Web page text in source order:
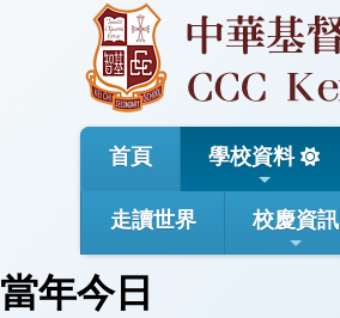
首頁 學校資料
走讀世界 校慶資訊
當年今日